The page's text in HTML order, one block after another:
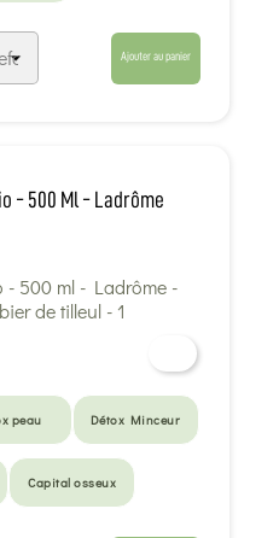
Ajouter au panier
- 500 Ml - Ladrôme
peau Détox Minceur
Capital osseux